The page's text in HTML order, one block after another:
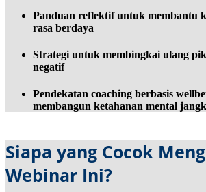
Panduan reflektif untuk membantu
rasa berdaya
Strategi untuk membingkai ulang
negatif
Pendekatan coaching berbasis
membangun ketahanan mental
Siapa yang Cocok
Webinar Ini?